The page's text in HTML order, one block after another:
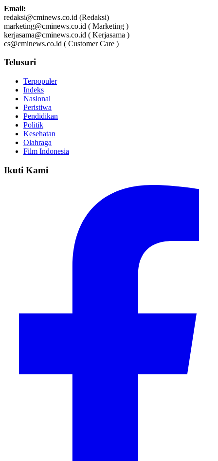
Email:
redaksi@cminews.co.id (Redaksi)
marketing@cminews.co.id ( Marketing )
kerjasama@cminews.co.id ( Kerjasama )
cs@cminews.co.id ( Customer Care )
Telusuri
Terpopuler
Indeks
Nasional
Peristiwa
Pendidikan
Politik
Kesehatan
Olahraga
Film Indonesia
Ikuti Kami